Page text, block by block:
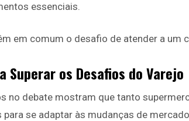
essenciais.
em comum o desafio de atender a um
Superar os Desafios do Varejo
no debate mostram que tanto
se adaptar às mudanças de